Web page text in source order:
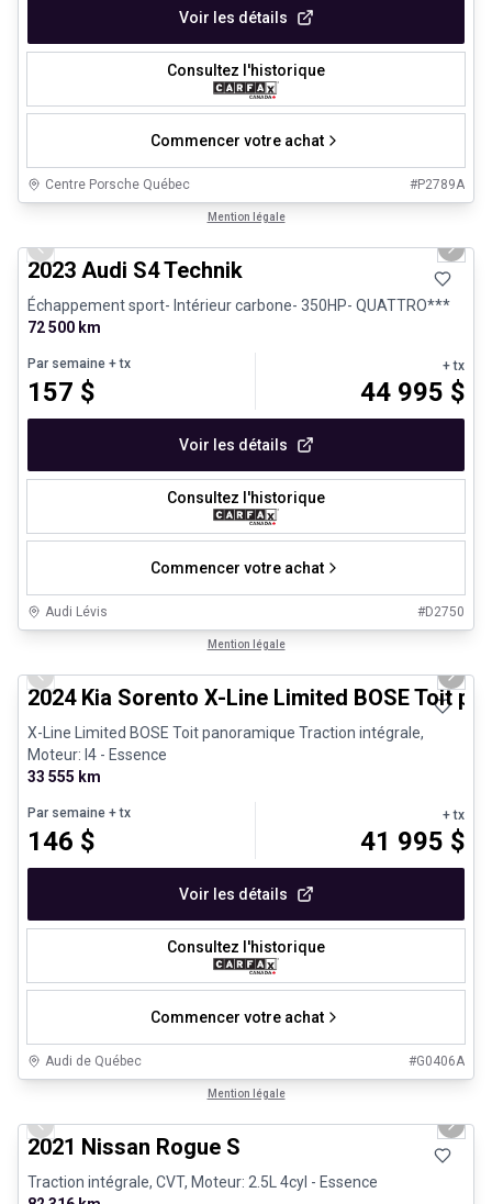
Voir les détails
Consultez l'historique
Commencer votre achat
Centre Porsche Québec #P2789A
Mention légale
Véhicules d'occasion certifiés
Previous slide Next
2023 Audi S4 Technik
Échappement sport- Intérieur carbone- 350HP- QUATTRO***
72 500 km
Par semaine + tx
157 $
+ tx
44 995 $
Voir les détails
Consultez l'historique
Commencer votre achat
Audi Lévis #D2750
Mention légale
Previous slide Next
2024 Kia Sorento X-Line Limited BOSE Toit
X-Line Limited BOSE Toit panoramique Traction intégrale,
Moteur: I4 - Essence
33 555 km
Par semaine + tx
146 $
+ tx
41 995 $
Voir les détails
Consultez l'historique
Commencer votre achat
Audi de Québec #G0406A
Mention légale
Véhicules d'occasion certifiés
Previous slide Next
2021 Nissan Rogue S
Traction intégrale, CVT, Moteur: 2.5L 4cyl - Essence